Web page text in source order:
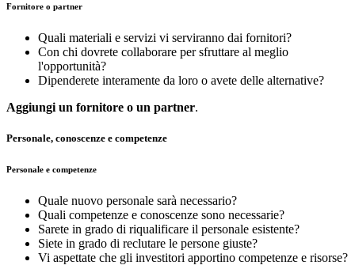
Fornitore o partner
Quali materiali e servizi vi serviranno dai fornitori?
Con chi dovrete collaborare per sfruttare al meglio
l'opportunità?
Dipenderete interamente da loro o avete delle alternative?
Aggiungi un fornitore o un partner.
Personale, conoscenze e competenze
Personale e competenze
Quale nuovo personale sarà necessario?
Quali competenze e conoscenze sono necessarie?
Sarete in grado di riqualificare il personale esistente?
Siete in grado di reclutare le persone giuste?
Vi aspettate che gli investitori apportino competenze e risorse?